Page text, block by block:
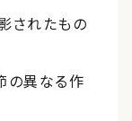
されたもの
の異なる作